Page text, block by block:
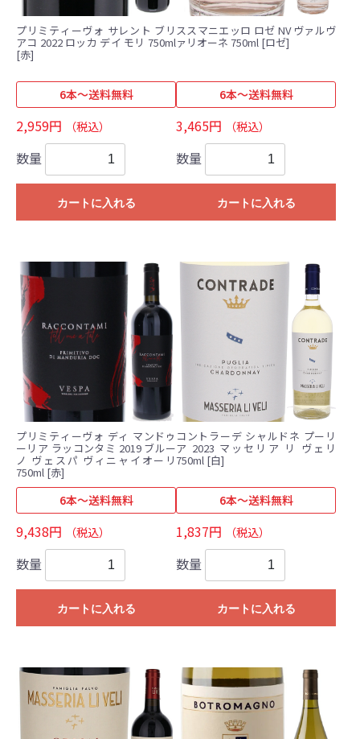
プリミティーヴォ サレント ブリ
アコ 2022 ロッカ デイ モリ 750ml
[赤]
6本～送料無料
2,959円 （税込）
数量
カートに入れる
ススマニエッロ ロゼ NV ヴァルヴ
ァリオーネ 750ml [ロゼ]
6本～送料無料
3,465円 （税込）
数量
カートに入れる
プリミティーヴォ ディ マンドゥ
ーリア ラッコンタミ 2019 ブルー
ノ ヴェスパ ヴィニャイオーリ
750ml [赤]
6本～送料無料
9,438円 （税込）
数量
カートに入れる
コントラーデ シャルドネ プーリ
ア 2023 マッセリア リ ヴェリ
750ml [白]
6本～送料無料
1,837円 （税込）
数量
カートに入れる